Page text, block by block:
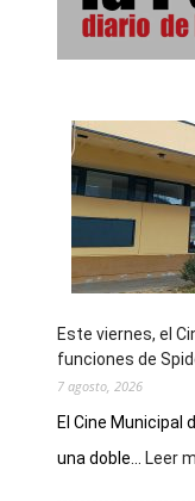
Este viernes, el
funciones de
7 agosto, 2026
El Cine Municipal
una doble...
Leer